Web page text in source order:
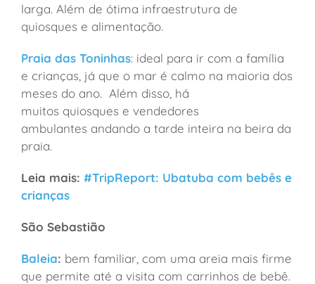
larga. Além de ótima infraestrutura de
quiosques e alimentação.
Praia das Toninhas: ideal para ir com a família
e crianças, já que o mar é calmo na maioria dos
meses do ano. Além disso, há
muitos quiosques e vendedores
ambulantes andando a tarde inteira na beira da
praia.
Leia mais: #TripReport: Ubatuba com bebês e
crianças
São Sebastião
Baleia: bem familiar, com uma areia mais firme
que permite até a visita com carrinhos de bebê.